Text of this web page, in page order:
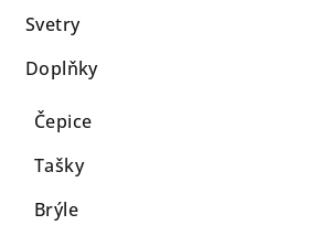
Svetry
Doplňky
Čepice
Tašky
Brýle